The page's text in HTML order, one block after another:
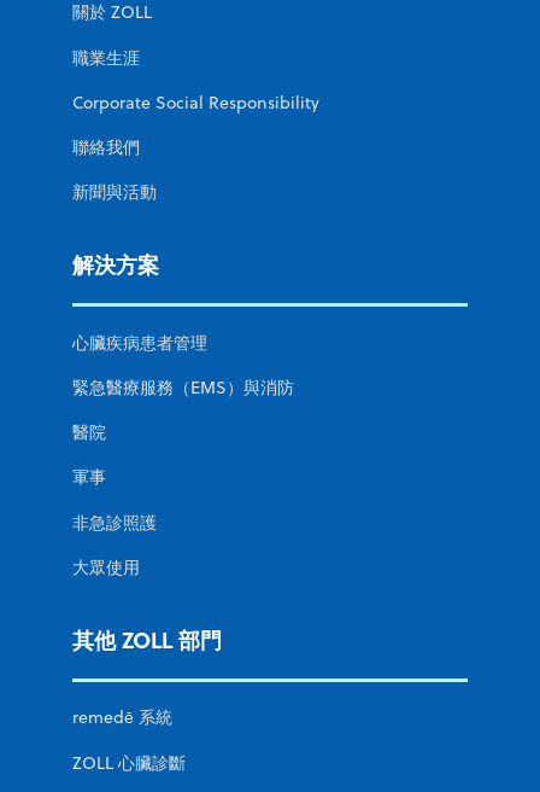
關於 ZOLL
職業生涯
Corporate Social Responsibility
聯絡我們
新聞與活動
解決方案
心臟疾病患者管理
緊急醫療服務（EMS）與消防
醫院
軍事
非急診照護
大眾使用
其他 ZOLL 部門
remedē 系統
ZOLL 心臟診斷